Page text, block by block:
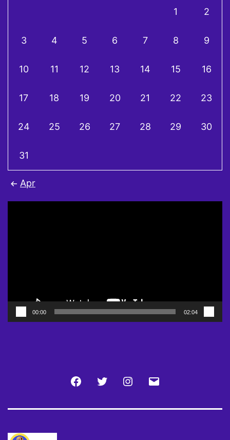
1 2
3 4 5 6 7 8 9
10 11 12 13 14 15 16
17 18 19 20 21 22 23
24 25 26 27 28 29 30
31
Apr
00:00 02:04
FacebookTwitter Instagram